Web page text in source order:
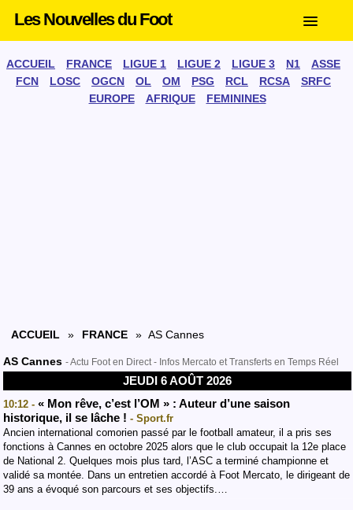
Les Nouvelles du Foot
ACCUEIL FRANCE LIGUE 1 LIGUE 2 LIGUE 3 N1
ASSE
FCN
LOSC OGCN OL OM PSG RCL RCSA
SRFC
EUROPE
AFRIQUE FEMININES
ACCUEIL » FRANCE » AS Cannes
AS Cannes - Actu Foot en Direct - Infos Mercato et Transferts en Temps Réel
JEUDI 6 AOÛT 2026
10:12 - « Mon rêve, c’est l’OM » : Auteur d’une saison
historique, il se lâche ! - Sport.fr
Ancien international comorien passé par le football amateur, il a pris ses
fonctions à Cannes en octobre 2025 alors que le club occupait la 12e place
de National 2. Quelques mois plus tard, l’ASC a terminé championne et
validé sa montée. Dans un entretien accordé à Foot Mercato, le dirigeant de
39 ans a évoqué son parcours et ses objectifs.…